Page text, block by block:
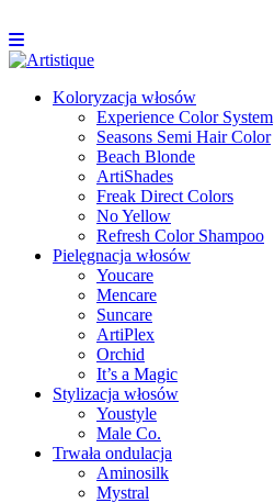
Koloryzacja włosów
Experience Color System
Seasons Semi Hair Color
Beach Blonde
ArtiShades
Freak Direct Colors
No Yellow
Refresh Color Shampoo
Pielęgnacja włosów
Youcare
Mencare
Suncare
ArtiPlex
Orchid
It’s a Magic
Stylizacja włosów
Youstyle
Male Co.
Trwała ondulacja
Aminosilk
Mystral